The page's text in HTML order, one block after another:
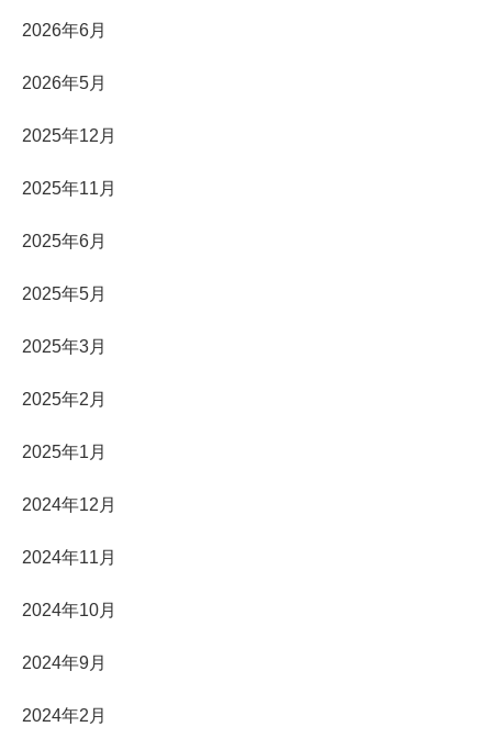
2026年6月
2026年5月
2025年12月
2025年11月
2025年6月
2025年5月
2025年3月
2025年2月
2025年1月
2024年12月
2024年11月
2024年10月
2024年9月
2024年2月